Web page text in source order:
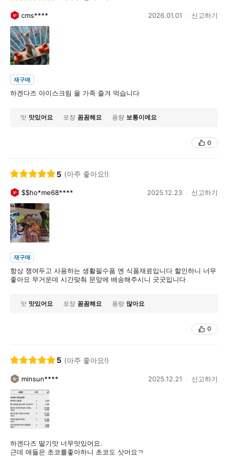
cms**** 2026.01.01 신고하기
재구매
하겐다즈 아이스크림 울 가족 즐겨 먹습니다
맛 맛있어요 포장 꼼꼼해요 용량 보통이에요
0
5 (아주 좋아요!)
$$ho*me68**** 2025.12.23 신고하기
재구매
항상 쟁여두고 사용하는 생활필수품 엔 식품재료입니다 할인하니 너무
맛 맛있어요 포장 꼼꼼해요 용량 많아요
0
5 (아주 좋아요!)
minsun**** 2025.12.21 신고하기
하겐다즈 딸기맛 너무맛있어요.
근데 애들은 초코를좋아하니 초코도 삿어요ㅋ